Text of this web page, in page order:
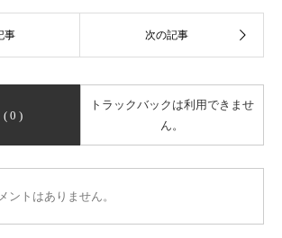
( 0 )
トラックバックは利用できませ
ん。
ントはありません。